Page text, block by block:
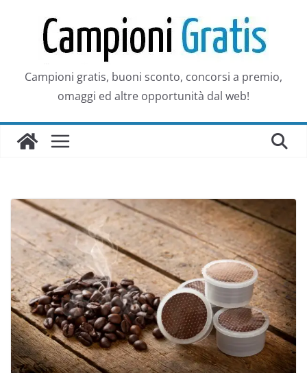
contenuto
Campioni gratis, buoni sconto, concorsi a premio,
omaggi ed altre opportunità dal web!